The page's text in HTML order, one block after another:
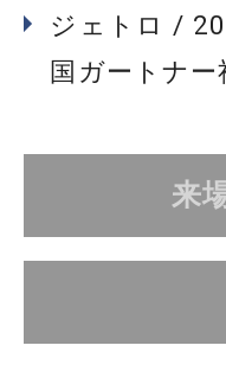
ジェトロ /
国ガートナー
来